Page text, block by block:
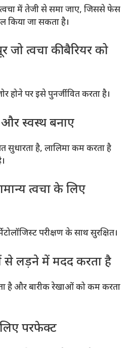
त्वचा में तेजी से समा जाए, जिससे फेस
किया जा सकता है।
त्वचा की बैरियर को
होने पर इसे पुनर्जीवित करता है।
स्वस्थ बनाए
सुधारता है, लालिमा कम करता है
त्वचा के लिए
परीक्षण के साथ सुरक्षित।
से लड़ने में मदद करता है
है और बारीक रेखाओं को कम करता
परफेक्ट